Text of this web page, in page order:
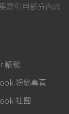
需引用部分內容
帳號
粉絲專頁
社團